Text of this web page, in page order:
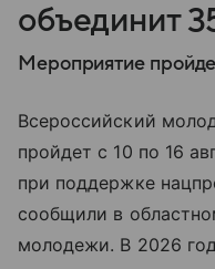
объединит
Мероприятие
Всероссийский
пройдет с 10 по 16
при поддержке
сообщили в
молодежи. В 2026